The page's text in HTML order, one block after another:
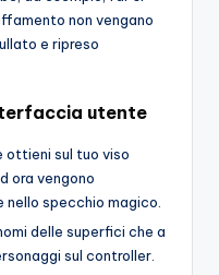
non vengano
e ripreso
utente
ottieni sul tuo viso
ora vengono
specchio magico.
delle superfici che a
sul controller.